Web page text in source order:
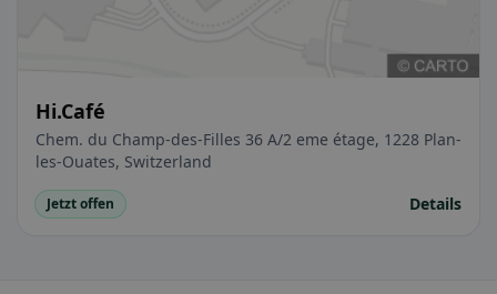
Hi.Café
Chem. du Champ-des-Filles 36 A/2 eme étage, 1228 Plan-
les-Ouates, Switzerland
Jetzt offen Details